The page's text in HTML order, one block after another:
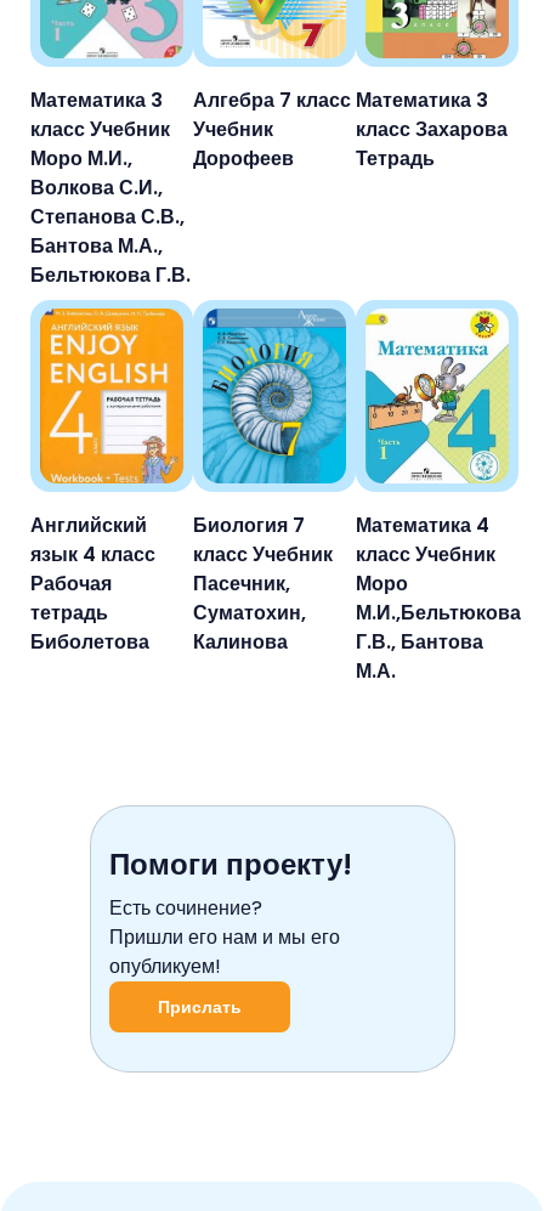
Математика 3
класс Учебник
Моро М.И.,
Волкова С.И.,
Степанова С.В.,
Бантова М.А.,
Бельтюкова Г.В.
Алгебра 7 класс
Учебник
Дорофеев
Математика 3
класс Захарова
Тетрадь
Английский
язык 4 класс
Рабочая
тетрадь
Биболетова
Биология 7
класс Учебник
Пасечник,
Суматохин,
Калинова
Математика 4
класс Учебник
Моро
М.И.,Бельтюкова
Г.В., Бантова
М.А.
Помоги проекту!
Есть сочинение?
Пришли его нам и мы его
опубликуем!
Прислать